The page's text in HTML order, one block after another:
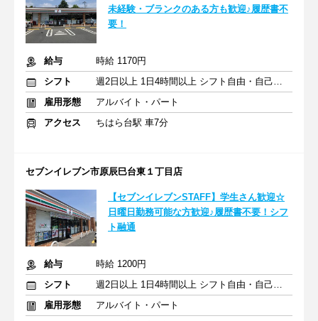
未経験・ブランクのある方も歓迎♪履歴書不
要！
給与
時給 1170円
シフト
週2日以上 1日4時間以上 シフト自由・自己申告
雇用形態
アルバイト・パート
アクセス
ちはら台駅 車7分
セブンイレブン市原辰巳台東１丁目店
【セブンイレブンSTAFF】学生さん歓迎☆
日曜日勤務可能な方歓迎♪履歴書不要！シフ
ト融通
給与
時給 1200円
シフト
週2日以上 1日4時間以上 シフト自由・自己申告
雇用形態
アルバイト・パート